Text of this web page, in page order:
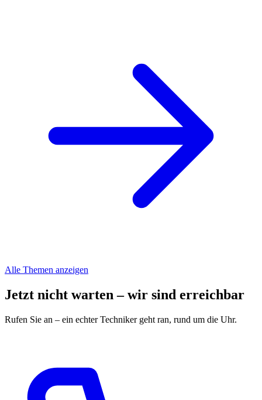
Alle Themen anzeigen
Jetzt nicht warten – wir sind erreichbar
Rufen Sie an – ein echter Techniker geht ran, rund um die Uhr.